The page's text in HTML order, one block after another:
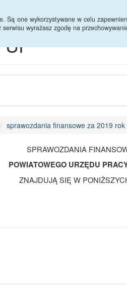
one wykorzystywane w celu
wyrażasz zgodę na
sprawozdania finansowe za 2019 rok
SPRAWOZDANIA
POWIATOWEGO URZĘDU
ZNAJDUJĄ SIĘ W